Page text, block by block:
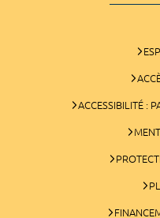
ACCESSIBILITÉ :